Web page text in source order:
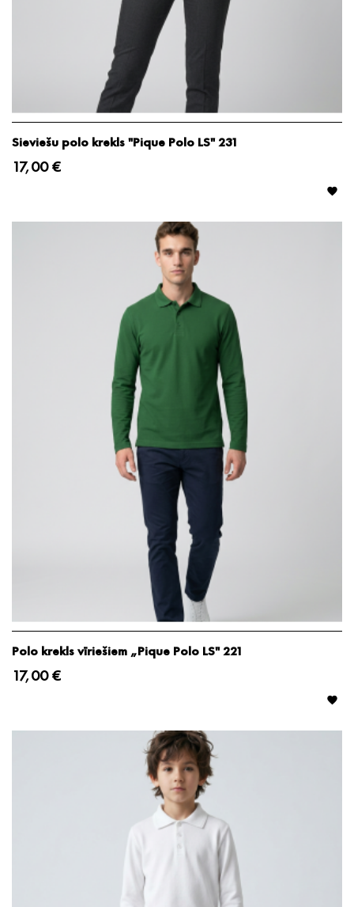
Sieviešu polo krekls "Pique Polo LS" 231
17,00 €

Polo krekls vīriešiem „Pique Polo LS" 221
17,00 €
